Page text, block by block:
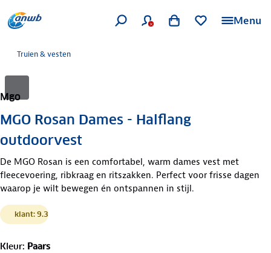
Menu
Truien & vesten
Mgo
MGO Rosan Dames - Halflang
outdoorvest
De MGO Rosan is een comfortabel, warm dames vest met
fleecevoering, ribkraag en ritszakken. Perfect voor frisse dagen
waarop je wilt bewegen én ontspannen in stijl.
klant: 9.3
Kleur: Paars